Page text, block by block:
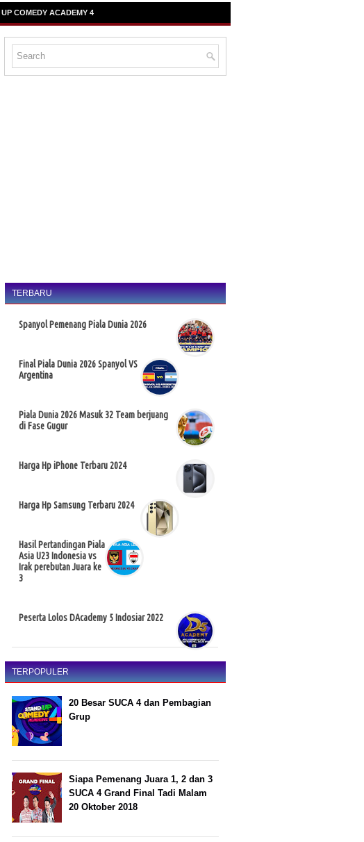
COMEDY ACADEMY 4
TERBARU
Spanyol Pemenang Piala Dunia 2026
Final Piala Dunia 2026 Spanyol VS
Argentina
Piala Dunia 2026 Masuk 32 Team berjuang
di Fase Gugur
Harga Hp iPhone Terbaru 2024
Harga Hp Samsung Terbaru 2024
Hasil Pertandingan Piala
Asia U23 Indonesia vs
Irak perebutan Juara ke
3
Peserta Lolos DAcademy 5 Indosiar 2022
TERPOPULER
20 Besar SUCA 4 dan Pembagian
Grup
Siapa Pemenang Juara 1, 2 dan 3
SUCA 4 Grand Final Tadi Malam
20 Oktober 2018